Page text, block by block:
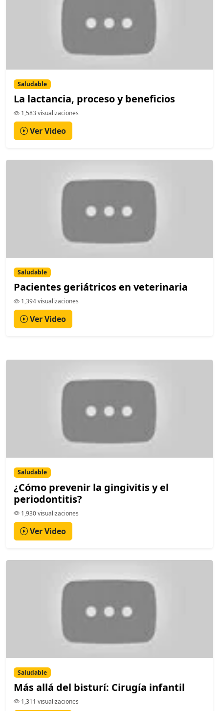
Saludable
La lactancia, proceso y beneficios
1,583 visualizaciones
Ver Video
Saludable
Pacientes geriátricos en veterinaria
1,394 visualizaciones
Ver Video
Saludable
¿Cómo prevenir la gingivitis y el
periodontitis?
1,930 visualizaciones
Ver Video
Saludable
Más allá del bisturí: Cirugía infantil
1,311 visualizaciones